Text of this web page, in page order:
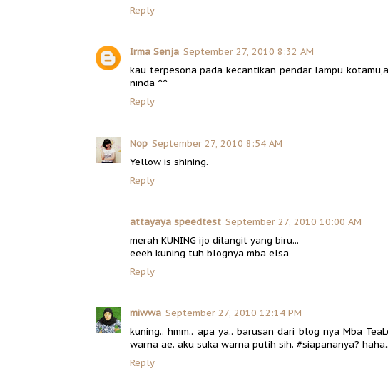
Reply
Irma Senja September 27, 2010 8:32 AM
kau terpesona pada kecantikan pendar lampu
ninda ^^
Reply
Nop September 27, 2010 8:54 AM
Yellow is shining.
Reply
attayaya speedtest September 27, 2010 10:00 AM
merah KUNING ijo dilangit yang biru...
eeeh kuning tuh blognya mba elsa
Reply
miwwa September 27, 2010 12:14 PM
kuning.. hmm.. apa ya.. barusan dari blog nya Mba
warna ae. aku suka warna putih sih. #siapananya? haha..
Reply